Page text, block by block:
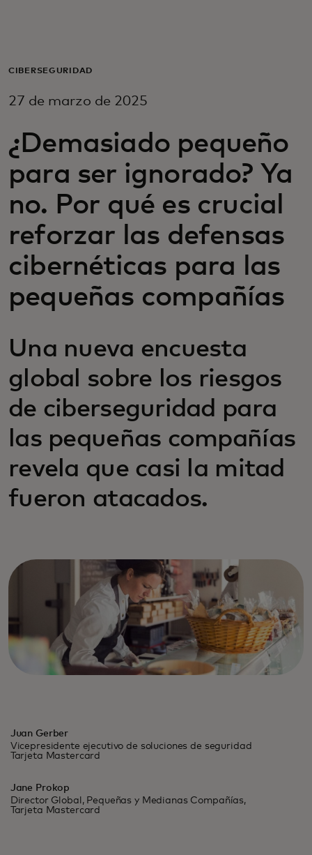
Para empresas
Para innovadores
Noticias y tendencias
CIBERSEGURIDAD
27 de marzo de 2025
¿Demasiado pequeño
para ser ignorado? Ya
no. Por qué es crucial
reforzar las defensas
cibernéticas para las
pequeñas compañías
Una nueva encuesta
global sobre los riesgos
de ciberseguridad para
las pequeñas compañías
revela que casi la mitad
fueron atacados.
Juan Gerber
Vicepresidente ejecutivo de soluciones de seguridad
Tarjeta Mastercard
Jane Prokop
Director Global, Pequeñas y Medianas Compañías,
Tarjeta Mastercard